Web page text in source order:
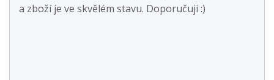
a zboží je ve skvělém stavu. Doporučuji :)